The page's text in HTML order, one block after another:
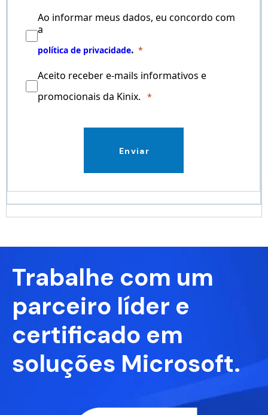
Ao informar meus dados, eu concordo com
a
política de privacidade.
Aceito receber e-mails informativos e
promocionais da Kinix.
Enviar
Trabalhe com um
parceiro líder e
certificado em
soluções Microsoft.